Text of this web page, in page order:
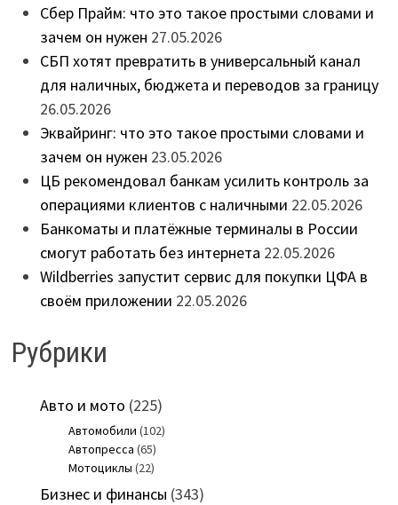
Сбер Прайм: что это такое простыми словами и
зачем он нужен 27.05.2026
СБП хотят превратить в универсальный канал
для наличных, бюджета и переводов за границу
26.05.2026
Эквайринг: что это такое простыми словами и
зачем он нужен 23.05.2026
ЦБ рекомендовал банкам усилить контроль за
операциями клиентов с наличными 22.05.2026
Банкоматы и платёжные терминалы в России
смогут работать без интернета 22.05.2026
Wildberries запустит сервис для покупки ЦФА в
своём приложении 22.05.2026
Рубрики
Авто и мото (225)
Автомобили (102)
Автопресса (65)
Мотоциклы (22)
Бизнес и финансы (343)